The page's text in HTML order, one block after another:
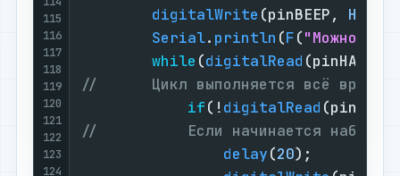
115
116
117
118
119
120
121
122
123
124
digitalWrite (pinBEEP, HIGH
Serial. println (F("Можно
while (digitalRead
//      Цикл выполняется всё
if(!digitalRead
//          Если начинается
delay(20